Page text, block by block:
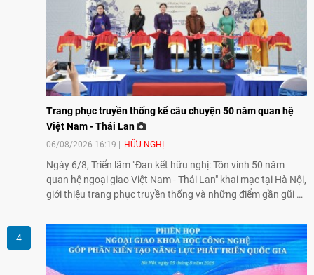
Trang phục truyền thống kể câu chuyện 50 năm quan hệ
Việt Nam - Thái Lan
06/08/2026 16:19 HỮU NGHỊ
Ngày 6/8, Triển lãm "Đan kết hữu nghị: Tôn vinh 50 năm
quan hệ ngoại giao Việt Nam - Thái Lan" khai mạc tại Hà Nội,
giới thiệu trang phục truyền thống và những điểm gần gũi về
giao lưu nhân dân trong chặng đường nửa thế kỷ quan hệ
song phương.